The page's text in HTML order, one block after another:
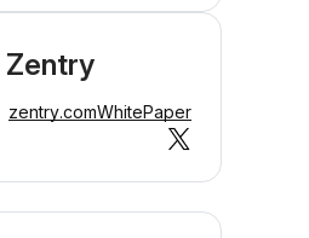
Zentry
zentry.comWhitePaper